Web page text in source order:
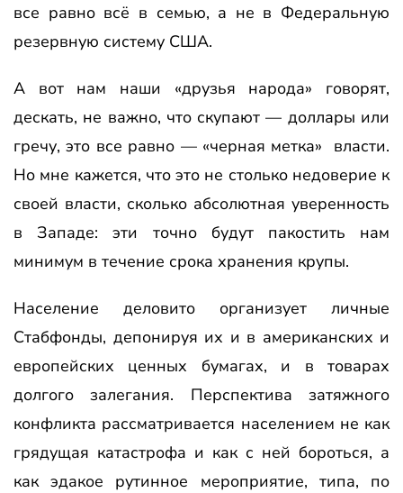
все равно всё в семью, а не в Федеральную
резервную систему США.
А вот нам наши «друзья народа» говорят,
дескать, не важно, что скупают — доллары или
гречу, это все равно — «черная метка»
власти.
Но мне кажется, что это не столько недоверие к
своей власти, сколько абсолютная уверенность
в Западе: эти точно будут пакостить нам
минимум в течение срока хранения крупы.
Население деловито организует личные
Стабфонды, депонируя их и в американских и
европейских ценных бумагах, и в товарах
долгого залегания. Перспектива затяжного
конфликта рассматривается населением не как
грядущая катастрофа и как с ней бороться, а
как эдакое рутинное мероприятие, типа, по